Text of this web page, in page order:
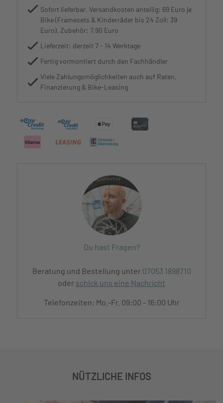
Sofort lieferbar, Versandkosten anteilig: 69 Euro je
Bike (Framesets & Kinderräder bis 24 Zoll: 39
Euro), Zubehör: 7,90 Euro
Lieferzeit: derzeit 7 - 14 Werktage
Fertig vormontiert durch den Fachhändler
Viele Zahlungsmöglichkeiten auch auf Raten,
Finanzierung & Bike-Leasing
Du hast Fragen?
Beratung und Bestellung unter 07053 1898710
oder schick uns eine Nachricht
Telefonzeiten: Mo.-Fr. 09:00 - 16:00 Uhr
NÜTZLICHE INFOS